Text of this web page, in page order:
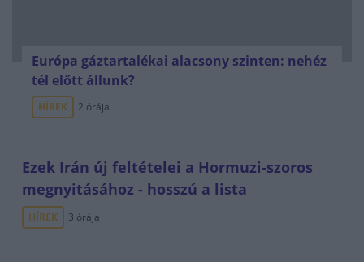
Európa gáztartalékai alacsony szinten: nehéz
tél előtt állunk?
HÍREK 2 órája
Ezek Irán új feltételei a Hormuzi-szoros
megnyitásához - hosszú a lista
HÍREK 3 órája